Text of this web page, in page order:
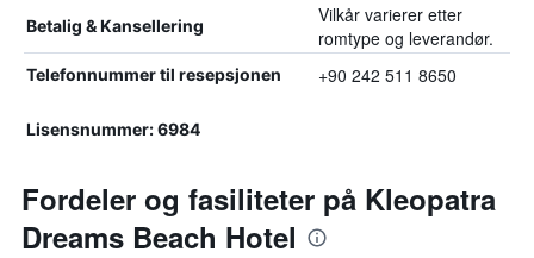
Betalig & Kansellering
Vilkår varierer etter
romtype og leverandør.
Telefonnummer til resepsjonen +90 242 511 8650
Lisensnummer: 6984
Fordeler og fasiliteter på Kleopatra
Dreams Beach Hotel